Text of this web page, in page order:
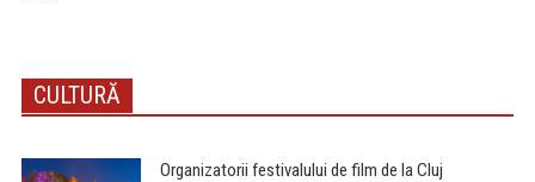
CULTURĂ
Organizatorii festivalului de film de la Cluj